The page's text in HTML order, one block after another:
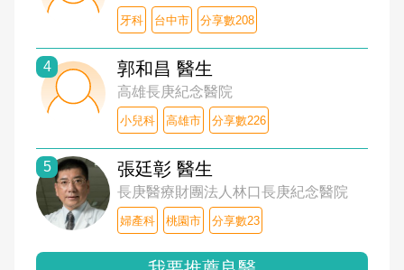
牙科 台中市 分享數208
4 郭和昌 醫生
高雄長庚紀念醫院
小兒科 高雄市 分享數226
5 張廷彰 醫生
長庚醫療財團法人林口長庚紀念醫院
婦產科 桃園市 分享數23